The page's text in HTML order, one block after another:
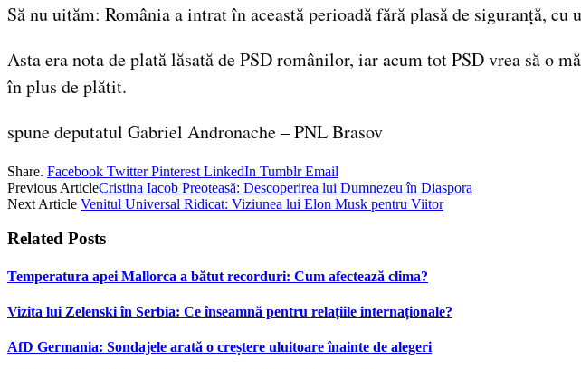
Să nu uităm: România a intrat în această perioadă fără plasă de siguranță, cu
Asta era nota de plată lăsată de PSD românilor, iar acum tot PSD vrea să o
în plus de plătit.
spune deputatul Gabriel Andronache – PNL Brasov
Share. Facebook Twitter Pinterest LinkedIn Tumblr Email
Previous ArticleCristina Iacob Preoteasă: Descoperirea lui Dumnezeu în Diaspora
Next Article Venitul Universal Ridicat: Viziunea lui Elon Musk pentru Viitor
Related Posts
Temperatura apei Mallorca a bătut recorduri: Cum afectează clima?
Vizita lui Zelenski în Serbia: Ce înseamnă pentru relațiile internaționale?
AfD Germania: Sondajele arată o creștere uluitoare înainte de alegeri